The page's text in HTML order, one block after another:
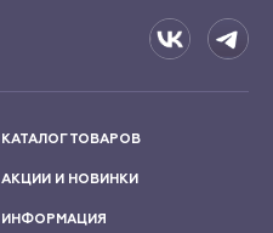
КАТАЛОГ ТОВАРОВ
АКЦИИ И НОВИНКИ
ИНФОРМАЦИЯ